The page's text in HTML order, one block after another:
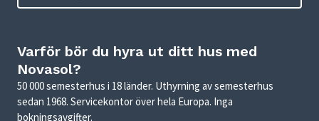
Varför bör du hyra ut ditt hus med
Novasol?
50 000 semesterhus i 18 länder. Uthyrning av semesterhus
sedan 1968. Servicekontor över hela Europa. Inga
bokningsavgifter.